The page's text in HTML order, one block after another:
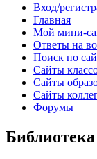
Вход/
Главная
Мой мини-
Ответы на
Поиск по
Сайты
Сайты
Сайты
Форумы
Библиотека